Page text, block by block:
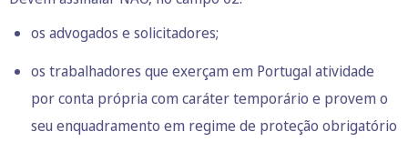
os advogados e solicitadores;
os trabalhadores que exerçam em Portugal atividade
por conta própria com caráter temporário e provem o
seu enquadramento em regime de proteção obrigatório